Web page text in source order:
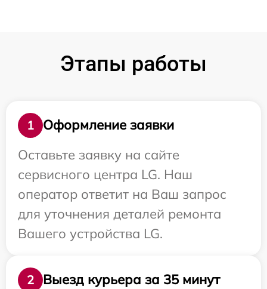
Этапы работы
1
Оформление заявки
Оставьте заявку на сайте
сервисного центра LG. Наш
оператор ответит на Ваш запрос
для уточнения деталей ремонта
Вашего устройства LG.
2
Выезд курьера за 35 минут